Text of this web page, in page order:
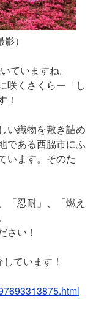
）
ていますね。
咲くさくらー「し
！
い織物を敷き詰め
である西脇市にふ
います。そのた
「忍耐」、「燃え
さい！
ています！